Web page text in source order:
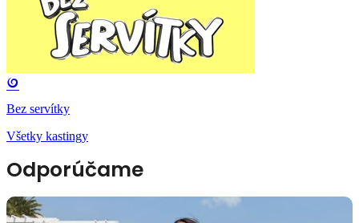
Bez servítky
Všetky kastingy
Odporúčame